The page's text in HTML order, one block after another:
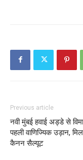
Previous article
नवी मुंबई हवाई अड्डे से
पहली वाणिज्यिक उड़ान,
कैनन सैल्यूट